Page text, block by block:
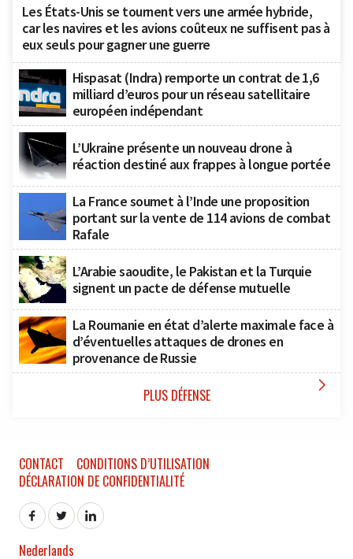
Les États-Unis se tournent vers une armée hybride,
car les navires et les avions coûteux ne suffisent pas à
eux seuls pour gagner une guerre
Hispasat (Indra) remporte un contrat de 1,6
milliard d’euros pour un réseau satellitaire
européen indépendant
L’Ukraine présente un nouveau drone à
réaction destiné aux frappes à longue portée
La France soumet à l’Inde une proposition
portant sur la vente de 114 avions de combat
Rafale
L’Arabie saoudite, le Pakistan et la Turquie
signent un pacte de défense mutuelle
La Roumanie en état d’alerte maximale face à
d’éventuelles attaques de drones en
provenance de Russie
PLUS DÉFENSE 
CONTACT
CONDITIONS D’UTILISATION
DÉCLARATION DE CONFIDENTIALITÉ
Nederlands